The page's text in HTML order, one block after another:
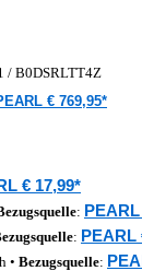
/ B0DSRLTT4Z
€ 769,95*
€ 17,99*
:
: PEARL
• Bezugsquelle: